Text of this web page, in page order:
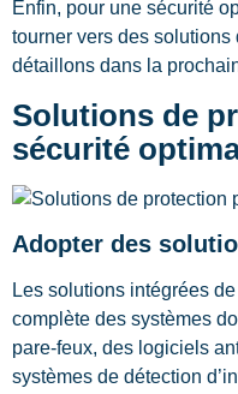
Enfin, pour une sécurité
tourner vers des
détaillons dans la
Solutions de
sécurité
Adopter des
Les solutions intégrées
complète des systèmes
pare-feux, des logiciels
systèmes de détection